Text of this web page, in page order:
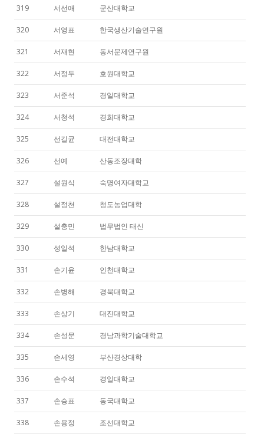
319 서선애 군산대학교
320 서영표 한국생산기술연구원
321 서재현 동서문제연구원
322 서정두 호원대학교
323 서준석 경일대학교
324 서청석 경희대학교
325 선길균 대전대학교
326 선예 산동조장대학
327 설원식 숙명여자대학교
328 설정천 청도농업대학
329 설충민 법무법인 태신
330 성일석 한남대학교
331 손기윤 인천대학교
332 손병해 경북대학교
333 손상기 대진대학교
334 손성문 경남과학기술대학교
335 손세영 부산경상대학
336 손수석 경일대학교
337 손승표 동국대학교
338 손용정 조선대학교